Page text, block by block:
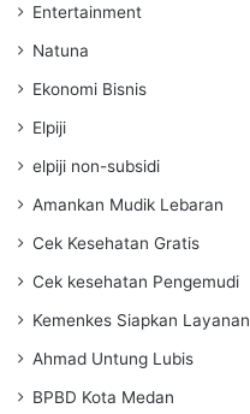
Entertainment
Natuna
Ekonomi Bisnis
Elpiji
elpiji non-subsidi
Amankan Mudik Lebaran
Cek Kesehatan Gratis
Cek kesehatan Pengemudi
Kemenkes Siapkan Layanan
Ahmad Untung Lubis
BPBD Kota Medan